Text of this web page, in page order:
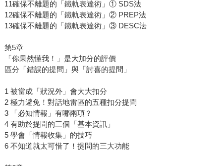
11確保不離題的「鐵軌表達術」① SDS法
12確保不離題的「鐵軌表達術」② PREP法
13確保不離題的「鐵軌表達術」③ DESC法
第5章
「你果然懂我！」是大加分的評價
區分「錯誤的提問」與「討喜的提問」
1 被當成「狀況外」會大大扣分
2 極力避免！對話地雷區的五種扣分提問
3 「必知情報」有哪兩項？
4 有助於提問的三個「基本資訊」
5 學會「情報收集」的技巧
6 不知道就太可惜了！提問的三大功能